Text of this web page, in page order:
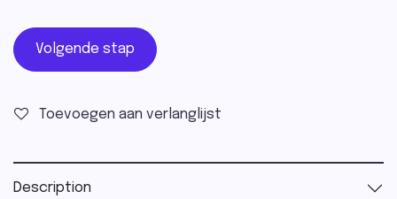
Volgende stap
Toevoegen aan verlanglijst
Description